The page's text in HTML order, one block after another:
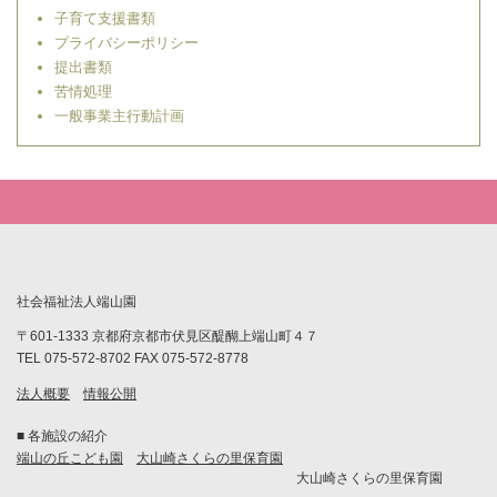
子育て支援書類
プライバシーポリシー
提出書類
苦情処理
一般事業主行動計画
社会福祉法人端山園
〒601-1333 京都府京都市伏見区醍醐上端山町４７
TEL 075-572-8702 FAX 075-572-8778
法人概要 情報公開
■ 各施設の紹介
端山の丘こども園
大山崎さくらの里保育園
大山崎さくらの里保育園